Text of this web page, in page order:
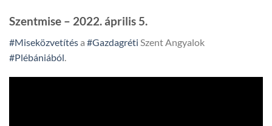
Szentmise – 2022. április 5.
#Miseközvetítésa #Gazdagréti Szent Angyalok
#Plébániából